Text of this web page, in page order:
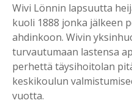
Wivi Lönnin lapsuutta
kuoli 1888 jonka jälkeen
ahdinkoon. Wivin
turvautumaan lastensa
perhettä täysihoitolan
keskikoulun
vuotta.